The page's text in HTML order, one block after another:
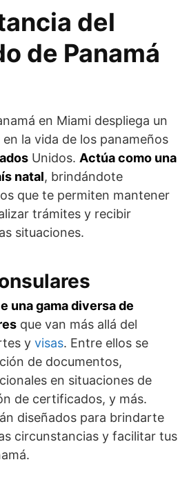
del
de Panamá
en Miami despliega un
la vida de los panameños
Unidos. Actúa como una
natal, brindándote
que te permiten mantener
trámites y recibir
situaciones.
una gama diversa de
que van más allá del
y visas. Entre ellos se
de documentos,
en situaciones de
de certificados, y más.
diseñados para brindarte
circunstancias y facilitar tus